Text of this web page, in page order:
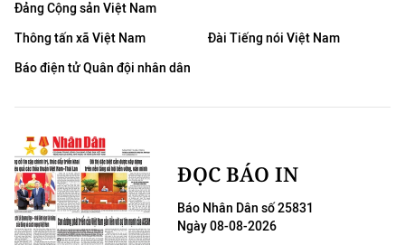
Đảng Cộng sản Việt Nam
Thông tấn xã Việt Nam
Đài Tiếng nói Việt Nam
Báo điện tử Quân đội nhân dân
ĐỌC BÁO IN
Báo Nhân Dân số 25831
Ngày 08-08-2026